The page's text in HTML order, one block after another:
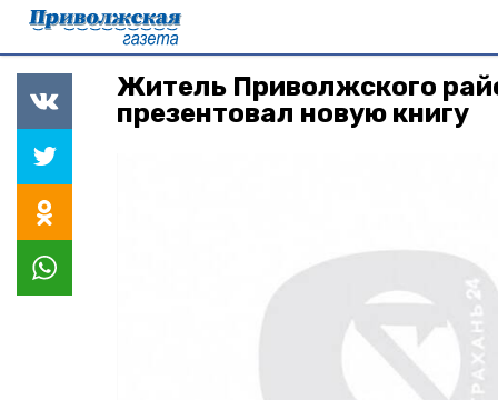
Житель Приволжского
презентовал новую книгу